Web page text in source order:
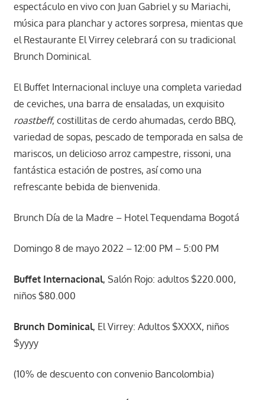
espectáculo en vivo con Juan Gabriel y su Mariachi,
música para planchar y actores sorpresa, mientas que
el Restaurante El Virrey celebrará con su tradicional
Brunch Dominical.
El Buffet Internacional incluye una completa variedad
de ceviches, una barra de ensaladas, un exquisito
roastbeff, costillitas de cerdo ahumadas, cerdo BBQ,
variedad de sopas, pescado de temporada en salsa de
mariscos, un delicioso arroz campestre, rissoni, una
fantástica estación de postres, así como una
refrescante bebida de bienvenida.
Brunch Día de la Madre – Hotel Tequendama Bogotá
Domingo 8 de mayo 2022 – 12:00 PM – 5:00 PM
Buffet Internacional, Salón Rojo: adultos $220.000,
niños $80.000
Brunch Dominical, El Virrey: Adultos $XXXX, niños
$yyyy
(10% de descuento con convenio Bancolombia)